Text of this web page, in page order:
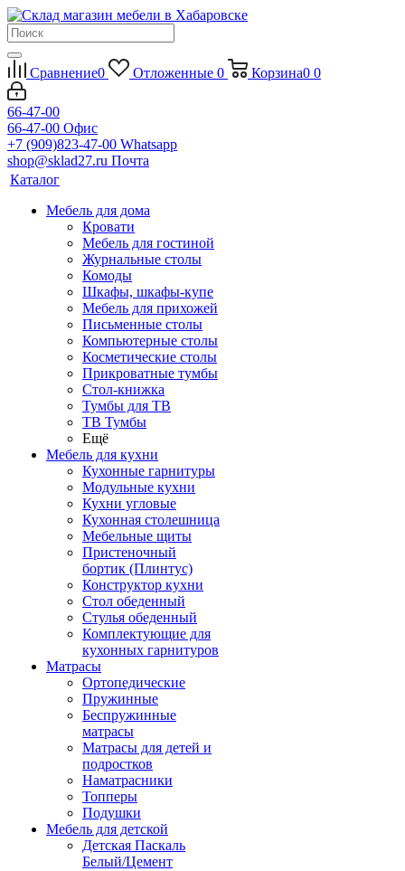
Сравнение0 Отложенные 0 Корзина0 0
66-47-00
66-47-00 Офис
+7 (909)823-47-00 Whatsapp
shop@sklad27.ru Почта
Каталог
Мебель для дома
Кровати
Мебель для гостиной
Журнальные столы
Комоды
Шкафы, шкафы-купе
Мебель для прихожей
Письменные столы
Компьютерные столы
Косметические столы
Прикроватные тумбы
Стол-книжка
Тумбы для ТВ
ТВ Тумбы
Ещё
Мебель для кухни
Кухонные гарнитуры
Модульные кухни
Кухни угловые
Кухонная столешница
Мебельные щиты
Пристеночный
бортик (Плинтус)
Конструктор кухни
Стол обеденный
Стулья обеденный
Комплектующие для
кухонных гарнитуров
Матраcы
Ортопедические
Пружинные
Беспружинные
матрасы
Матрасы для детей и
подростков
Наматрасники
Топперы
Подушки
Мебель для детской
Детская Паскаль
Белый/Цемент